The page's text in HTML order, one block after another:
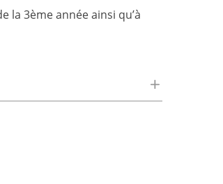
la 3ème année ainsi qu’à